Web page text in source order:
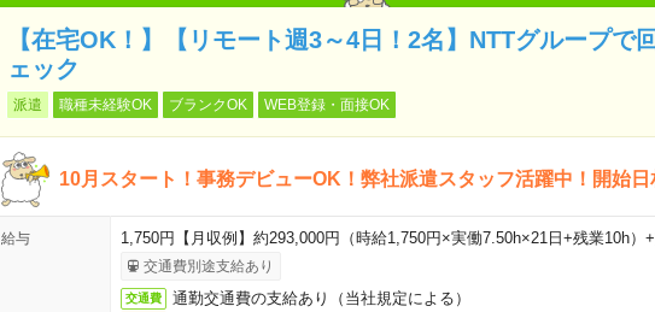
【在宅OK！】【リモート週3～4日！2名】NTTグループで
ェック
派遣 職種未経験OK ブランクOK WEB登録・面接OK
10月スタート！事務デビューOK！弊社派遣スタッフ活躍中！開始日
給与 1,750円【月収例】約293,000円（時給1,750円×実働7.50h×21日+残業10h）
交通費別途支給あり
交通費 通勤交通費の支給あり（当社規定による）